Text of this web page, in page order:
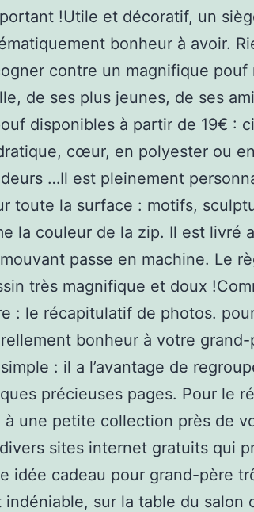
!Utile et décoratif, un
bonheur à avoir.
contre un magnifique pouf
de ses plus jeunes, de ses
disponibles à partir de 19€ :
cœur, en polyester ou
…Il est pleinement
toute la surface : motifs,
la couleur de la zip. Il est livré
passe en machine. Le
très magnifique et doux
: le récapitulatif de photos.
bonheur à votre
: il a l’avantage de
précieuses pages. Pour le
à une petite collection près de
sites internet gratuits qui
idée cadeau pour grand-père
indéniable, sur la table du